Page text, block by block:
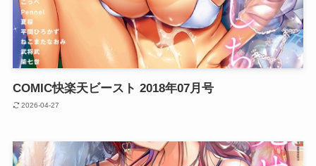
COMIC快楽天ビースト 2018年07月号
2026-04-27